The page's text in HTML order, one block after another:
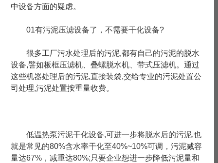
中设备方面的疑虑。
01有污泥压滤设备了，不需要干化设备?
很多工厂污水处理后的污泥,都有自己的污泥的脱水
设备,譬如板框压滤机、叠螺脱水机、带式压滤机。通过
这些机器处理后的污泥,直接装袋,交给专业的污泥处置公
司处理,污泥处置按重量收费。
低温热泵污泥干化设备,可进一步将脱水后的污泥,也
就是常见的80%含水率干化至40%~10%可调，污泥减容
量达67%，减重达80%;只要企业想进一步降低污泥量和